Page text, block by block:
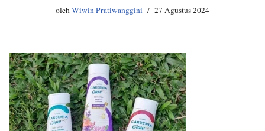
olehWiwin Pratiwanggini 27 Agustus 2024